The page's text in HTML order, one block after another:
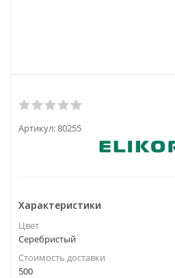
Артикул:80255
Характеристики
Цвет
Серебристый
Стоимость доставки
500